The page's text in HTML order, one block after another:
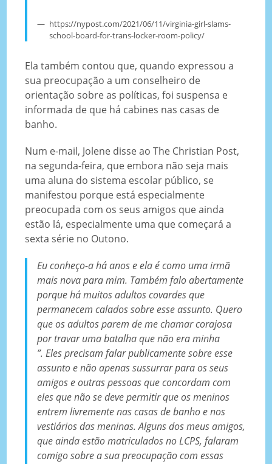
https://nypost.com/2021/06/11/virginia-girl-slams-
school-board-for-trans-locker-room-policy/
Ela também contou que, quando expressou a
sua preocupação a um conselheiro de
orientação sobre as políticas, foi suspensa e
informada de que há cabines nas casas de
banho.
Num e-mail, Jolene disse ao The Christian Post,
na segunda-feira, que embora não seja mais
uma aluna do sistema escolar público, se
manifestou porque está especialmente
preocupada com os seus amigos que ainda
estão lá, especialmente uma que começará a
sexta série no Outono.
Eu conheço-a há anos e ela é como uma irmã
mais nova para mim. Também falo abertamente
porque há muitos adultos covardes que
permanecem calados sobre esse assunto. Quero
que os adultos parem de me chamar corajosa
por travar uma batalha que não era minha
”. Eles precisam falar publicamente sobre esse
assunto e não apenas sussurrar para os seus
amigos e outras pessoas que concordam com
eles que não se deve permitir que os meninos
entrem livremente nas casas de banho e nos
vestiários das meninas. Alguns dos meus amigos,
que ainda estão matriculados no LCPS, falaram
comigo sobre a sua preocupação com essas